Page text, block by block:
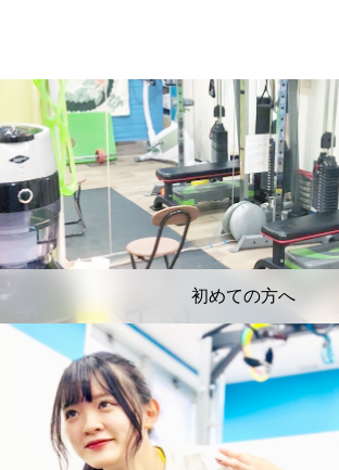
初めての方へ